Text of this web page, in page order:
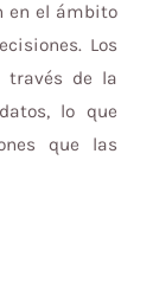
en el ámbito
Los
través de la
lo que
que las